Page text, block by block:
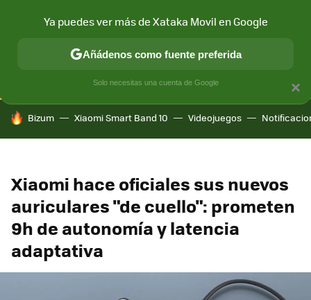
CONECTIVIDAD MÓVIL Y SOCIEDAD APLICACIONES
HOY SE HABLA DE
Bizum Xiaomi Smart Band 10 Videojuegos
Xiaomi hace oficiales sus nuevos
auriculares "de cuello": prometen
9h de autonomía y latencia
adaptativa
×
Ya puedes ver más de Xataka Movil en Google
Añádenos como fuente preferida
Solo necesitas una cuenta de Google